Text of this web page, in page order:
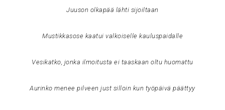
Juuson olkapää lähti sijoiltaan
Mustikkasose kaatui valkoiselle kauluspaidalle
Vesikatko, jonka ilmoitusta ei taaskaan oltu huomattu
Aurinko menee pilveen just silloin kun työpäivä päättyy